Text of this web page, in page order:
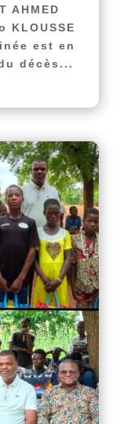
AHMED
KLOUSSE
est en
décès...